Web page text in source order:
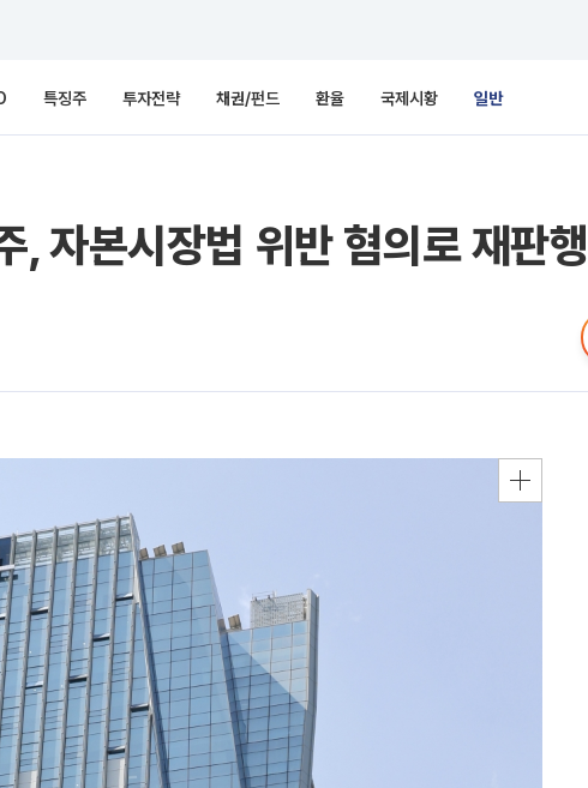
특징주 투자전략 채권/펀드 환율 국제시황 일반
, 자본시장법 위반 혐의로 재판행